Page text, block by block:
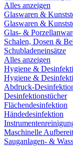
Alles anzeigen
Glaswaren &
Glaswaren &
Glas- &
Schalen, Dosen &
Schubladeneinsätze
Alles anzeigen
Hygiene &
Hygiene &
Abdruck-
Desinfektionstücher
Flächendesinfektion
Händedesinfektion
Maschinelle
Sauganlagen- &